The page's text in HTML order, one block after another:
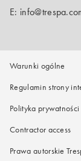
E:
Warunki ogólne
Regulamin strony
Polityka prywatności
Contractor access
Prawa autorskie